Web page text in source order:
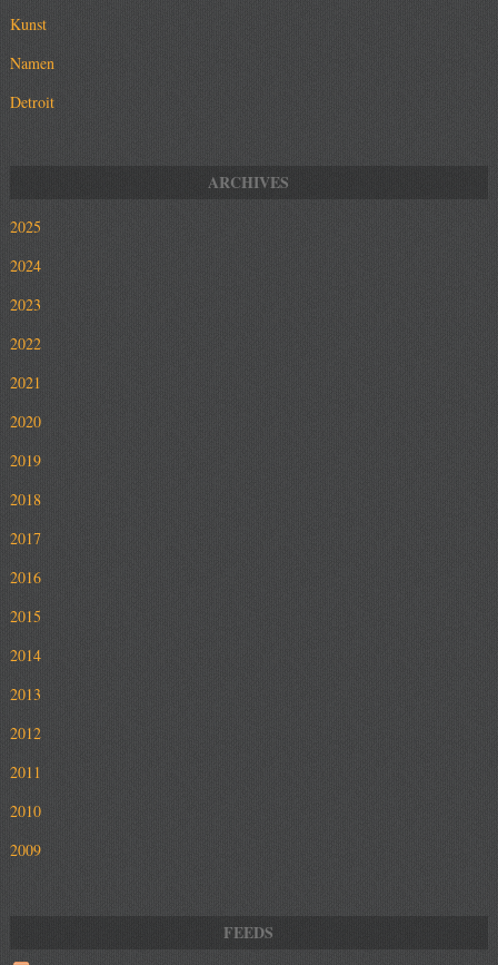
Kunst
Namen
Detroit
2025
2024
2023
2022
2021
2020
2019
2018
2017
2016
2015
2014
2013
2012
2011
2010
2009